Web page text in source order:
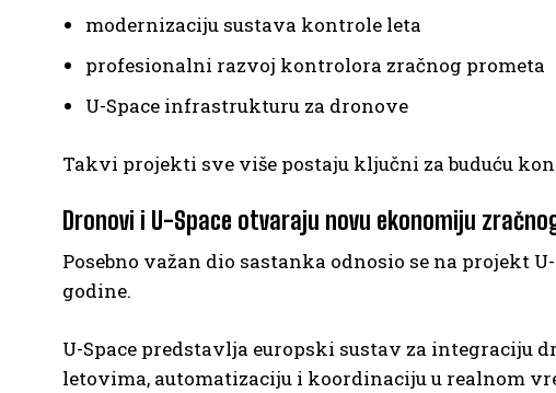
modernizaciju sustava kontrole leta
profesionalni razvoj kontrolora zračnog prometa
U-Space infrastrukturu za dronove
Takvi projekti sve više postaju ključni za buduću
Dronovi i U-Space otvaraju novu ekonomiju
Posebno važan dio sastanka odnosio se na projekt
godine.
U-Space predstavlja europski sustav za
letovima, automatizaciju i koordinaciju u realnom